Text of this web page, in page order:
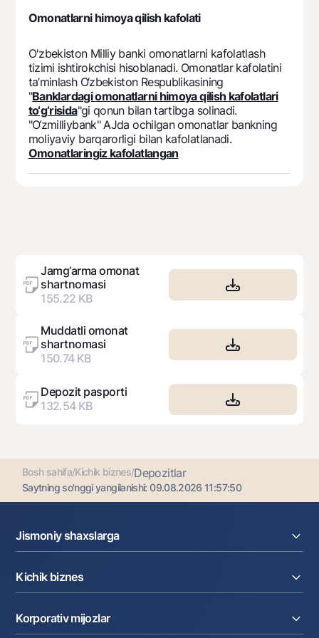
Omonatlarni himoya qilish kafolati
O'zbekiston Milliy banki omonatlarni kafolatlash
tizimi ishtirokchisi hisoblanadi. Omonatlar kafolatini
ta’minlash O‘zbekiston Respublikasining
"Banklardagi omonatlarni himoya qilish kafolatlari
to‘g‘risida"gi qonun bilan tartibga solinadi.
"O‘zmilliybank" AJda ochilgan omonatlar bankning
moliyaviy barqarorligi bilan kafolatlanadi.
Omonatlaringiz kafolatlangan
Jamg‘arma omonat
shartnomasi
155.22 KB
Muddatli omonat
shartnomasi
150.74 KB
Depozit pasporti
132.54 KB
Bosh sahifa/Kichik biznes/Depozitlar
Saytning so'nggi yangilanishi:09.08.2026 11:57:50
Jismoniy shaxslarga
Omonatlar
Kartalar
Pul oʻtkazmalari
Valyutalar kursi
Kichik biznes
Kreditlar
Korporativ mijozlar